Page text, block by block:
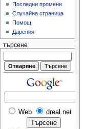
Последни промени
Случайна страница
Помощ
Дарения
търсене
Web dreal.net